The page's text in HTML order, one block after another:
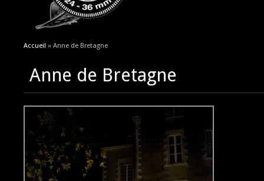
Vous êtes ici
Accueil » Anne de Bretagne
Anne de Bretagne